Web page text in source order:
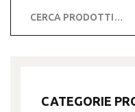
CATEGORIE